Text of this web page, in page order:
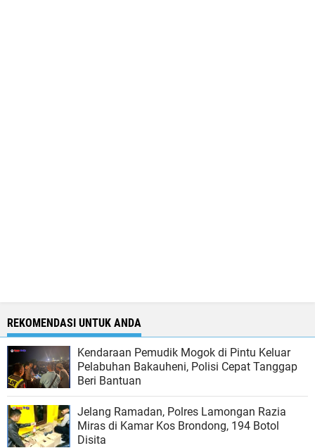
REKOMENDASI UNTUK ANDA
Kendaraan Pemudik Mogok di Pintu Keluar
Pelabuhan Bakauheni, Polisi Cepat Tanggap
Beri Bantuan
Jelang Ramadan, Polres Lamongan Razia
Miras di Kamar Kos Brondong, 194 Botol
Disita